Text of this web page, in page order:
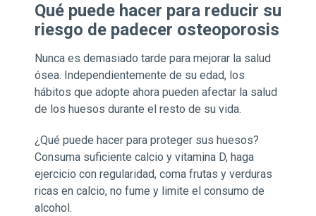
Qué puede hacer para reducir su
riesgo de padecer osteoporosis
Nunca es demasiado tarde para mejorar la salud
ósea. Independientemente de su edad, los
hábitos que adopte ahora pueden afectar la salud
de los huesos durante el resto de su vida.
¿Qué puede hacer para proteger sus huesos?
Consuma suficiente calcio y vitamina D, haga
ejercicio con regularidad, coma frutas y verduras
ricas en calcio, no fume y limite el consumo de
alcohol.